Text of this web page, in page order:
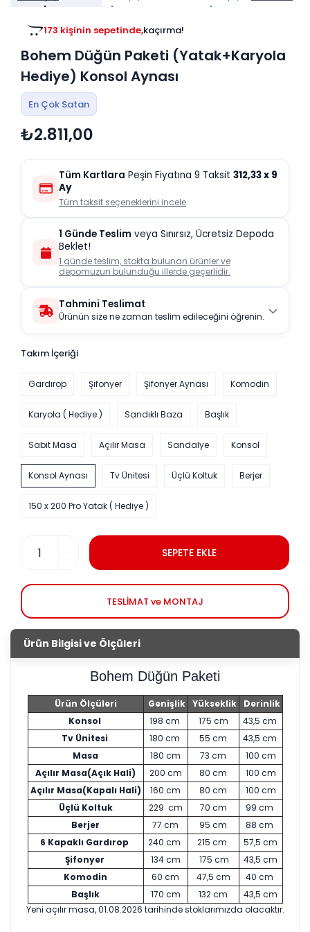
173 kişinin sepetinde,kaçırma!
Bohem Düğün Paketi (Yatak+Karyola
Hediye) Konsol Aynası
En Çok Satan
₺2.811,00
Tüm Kartlara Peşin Fiyatına 9 Taksit 312,33x 9
Ay
Tüm taksit seçeneklerini incele
1 Günde Teslim veya Sınırsız, Ücretsiz Depoda
Beklet!
1 günde teslim, stokta bulunan ürünler ve
depomuzun bulunduğu illerde geçerlidir.
Tahmini Teslimat
Ürünün size ne zaman teslim edileceğini öğrenin.
Takım İçeriği
Gardırop Şifonyer Şifonyer Aynası Komodin
Karyola ( Hediye ) Sandıklı Baza Başlık
Sabit Masa Açılır Masa Sandalye Konsol
Konsol Aynası Tv Ünitesi Üçlü Koltuk Berjer
150 x 200 Pro Yatak ( Hediye )
SEPETE EKLE
TESLİMAT ve MONTAJ
Ürün Bilgisi ve Ölçüleri
Bohem Düğün Paketi
Ürün Ölçüleri Genişlik Yükseklik
Derinlik
Konsol
198 cm 175 cm
43,5 cm
Tv Ünitesi
180 cm 55 cm
43,5 cm
Masa
180 cm 73 cm
100 cm
Açılır Masa(Açık Hali)
200 cm 80 cm
100 cm
Açılır Masa(Kapalı Hali)
160 cm 80 cm
100 cm
Üçlü Koltuk
229 cm 70 cm
99 cm
Berjer
77 cm 95 cm
88 cm
6 Kapaklı Gardırop
240 cm 215 cm
57,5 cm
Şifonyer
134 cm 175 cm
43,5 cm
Komodin
60 cm 47,5 cm
40 cm
Başlık
170 cm 132 cm
43,5 cm
Yeni açılır masa, 01.08.2026 tarihinde stoklarımızda olacaktır.
Tv
Üniteleri/Sehpaları
Orta Sehpa
Zigon Sehpa
Orta Puflar
Baza
Çalışma Masası
Duvar Rafı
Kitaplık
Tablo